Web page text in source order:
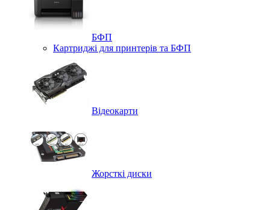
БФП
Картриджі для принтерів та БФП
Відеокарти
Жорсткі диски